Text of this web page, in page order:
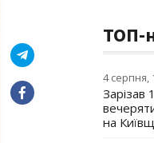
ТОП-
4 серпня,
Зарізав
на